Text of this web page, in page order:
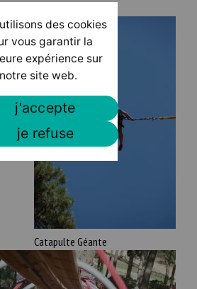
Catapulte Géante
des cookies
vous garantir la
expérience sur
notre site web.
j'accepte
je refuse